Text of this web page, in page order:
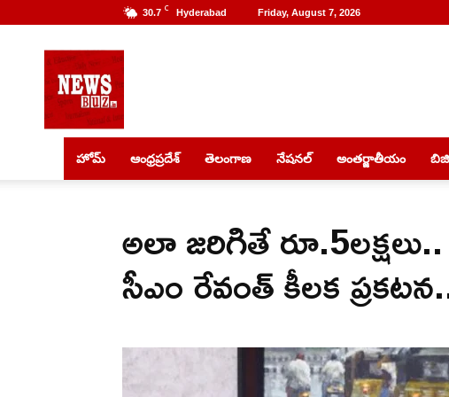
30.7 C Hyderabad Friday, August 7, 2026
NewsBuz
హోమ్ ఆంధ్రప్రదేశ్ తెలంగాణ నేషనల్ అంతర్జాతీయం
అలా జరిగితే
సీఎం రేవంత్ కీలక